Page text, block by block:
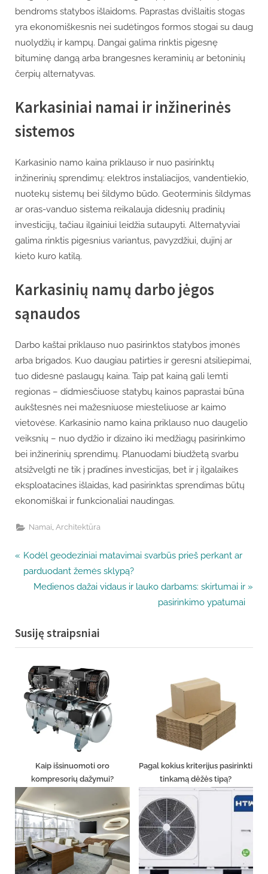
bendroms statybos išlaidoms. Paprastas dvišlaitis stogas
yra ekonomiškesnis nei sudėtingos formos stogai su daug
nuolydžių ir kampų. Dangai galima rinktis pigesnę
bituminę dangą arba brangesnes keraminių ar betoninių
čerpių alternatyvas.
Karkasiniai namai ir inžinerinės
sistemos
Karkasinio namo kaina priklauso ir nuo pasirinktų
inžinerinių sprendimų: elektros instaliacijos, vandentiekio,
nuotekų sistemų bei šildymo būdo. Geoterminis šildymas
ar oras-vanduo sistema reikalauja didesnių pradinių
investicijų, tačiau ilgainiui leidžia sutaupyti. Alternatyviai
galima rinktis pigesnius variantus, pavyzdžiui, dujinį ar
kieto kuro katilą.
Karkasinių namų darbo jėgos
sąnaudos
Darbo kaštai priklauso nuo pasirinktos statybos įmonės
arba brigados. Kuo daugiau patirties ir geresni atsiliepimai,
tuo didesnė paslaugų kaina. Taip pat kainą gali lemti
regionas – didmiesčiuose statybų kainos paprastai būna
aukštesnės nei mažesniuose miesteliuose ar kaimo
vietovėse. Karkasinio namo kaina priklauso nuo daugelio
veiksnių – nuo dydžio ir dizaino iki medžiagų pasirinkimo
bei inžinerinių sprendimų. Planuodami biudžetą svarbu
atsižvelgti ne tik į pradines investicijas, bet ir į ilgalaikes
eksploatacines išlaidas, kad pasirinktas sprendimas būtų
ekonomiškai ir funkcionaliai naudingas.
Namai Architektūra
Navigacija
tarp
P
r
o
u
o
s
Kodėl geodeziniai matavimai svarbūs prieš perkant ar
parduodant žemės sklypą?
N
t
P
o
s
t
:
Medienos dažai vidaus ir lauko darbams: skirtumai ir
pasirinkimo ypatumai
Susiję straipsniai
Kaip išsinuomoti oro
kompresorių dažymui?
Pagal kokius kriterijus pasirinkti
tinkamą dėžės tipą?